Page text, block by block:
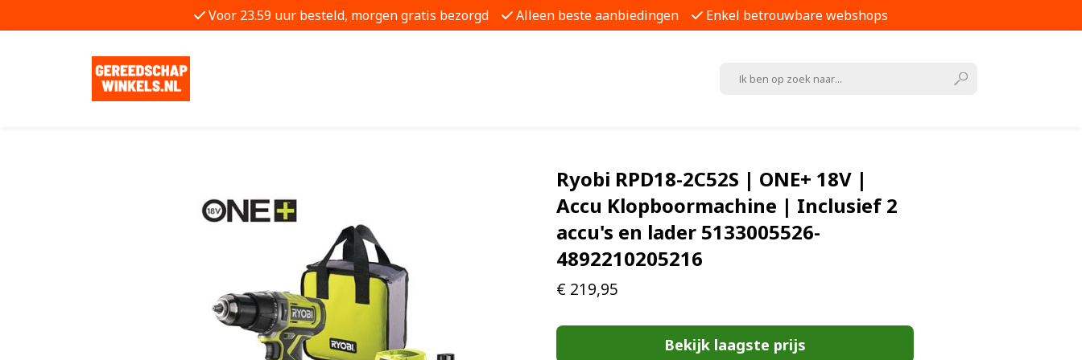
Voor 23.59 uur besteld, morgen gratis bezorgd Alleen beste aanbiedingen Enkel betrouwbare webshops
Ryobi RPD18-2C52S | ONE+ 18V |
Accu Klopboormachine | Inclusief 2
accu's en lader 5133005526-
4892210205216
€ 219,95
Bekijk laagste prijs